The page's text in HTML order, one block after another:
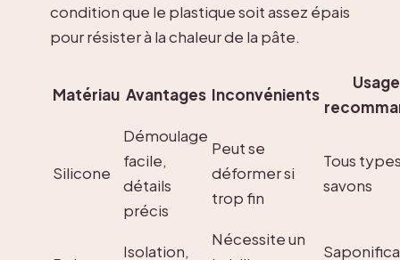
condition que le plastique soit assez épais
pour résister à la chaleur de la pâte.
Matériau Avantages Inconvénients
Usage
Silicone
Démoulage
facile,
détails
précis
Peut se
déformer si
trop fin
Tous
savons
Isolation,
Nécessite un